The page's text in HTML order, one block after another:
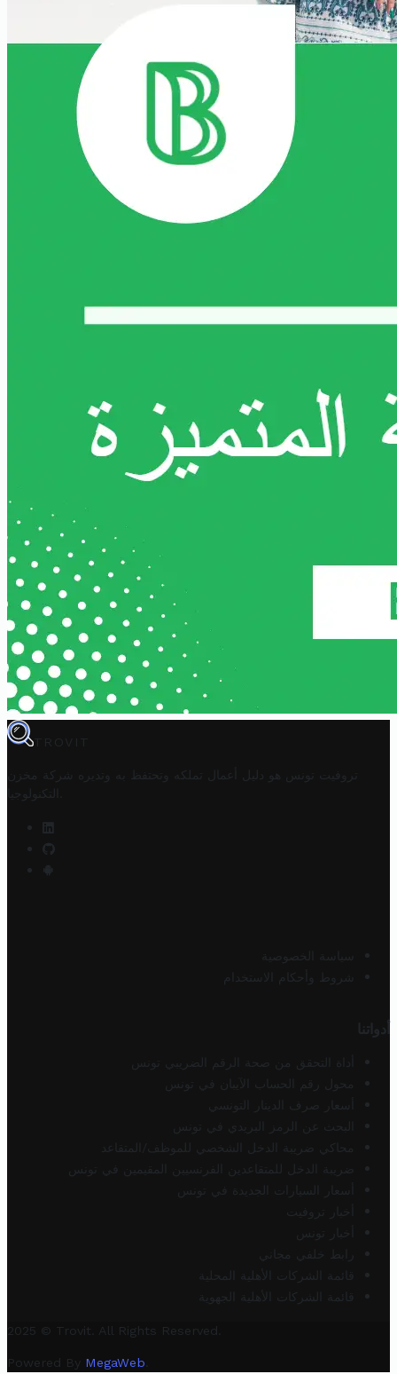
TROVIT
تروفيت تونس هو دليل أعمال تملكه وتحتفظ به وتديره
شركة مخزن
التكنولوجيا
سياسة الخصوصية
شروط وأحكام الاستخدام
أدواتنا
أداة التحقق من صحة الرقم الضريبي تونس
محول رقم الحساب الآيبان في تونس
أسعار صرف الدينار التونسي
البحث عن الرمز البريدي في تونس
محاكي ضريبة الدخل الشخصي للموظف/المتقاعد
ضريبة الدخل للمتقاعدين الفرنسيين المقيمين في تونس
أسعار السيارات الجديدة في تونس
أخبار تروفيت
أخبار تونس
رابط خلفي مجاني
قائمة الشركات الأهلية المحلية
قائمة الشركات الأهلية الجهوية
2025 © Trovit. All Rights Reserved.
Powered By MegaWeb